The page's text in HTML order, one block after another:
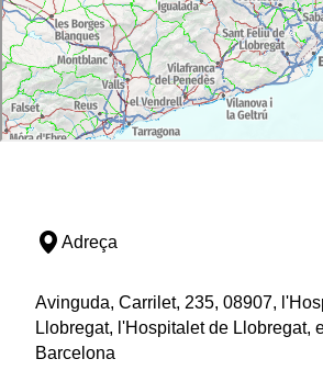
Adreça
Avinguda, Carrilet, 235, 08907,
Llobregat, l'Hospitalet de Llobregat,
Barcelona